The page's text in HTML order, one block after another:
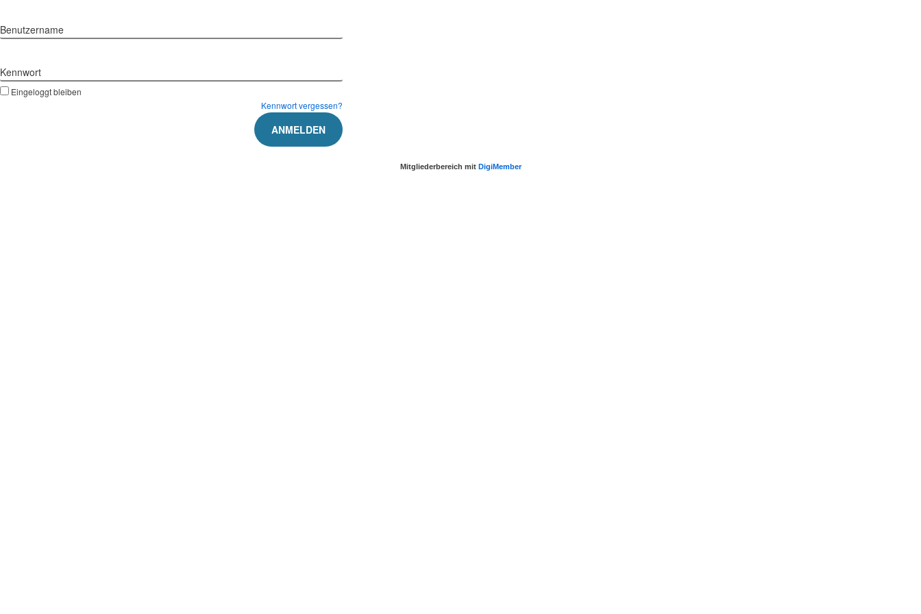
Benutzername
Kennwort
Eingeloggt bleiben
Kennwort vergessen?
Mitgliederbereich mit DigiMember